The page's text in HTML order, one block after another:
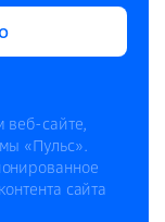
веб-сайте,
«Пульс».
сайта